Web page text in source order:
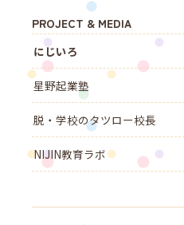
PROJECT & MEDIA
にじいろ
星野起業塾
脱・学校のタツロー校長
NIJIN教育ラボ